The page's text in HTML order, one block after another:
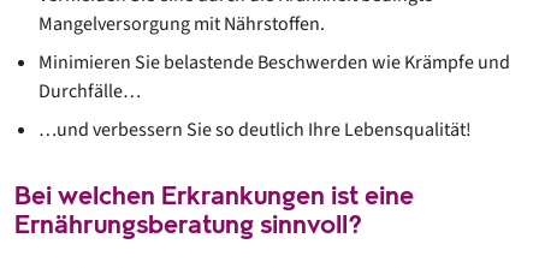
Mangelversorgung mit Nährstoffen.
Minimieren Sie belastende Beschwerden wie Krämpfe und
Durchfälle…
…und verbessern Sie so deutlich Ihre Lebensqualität!
Bei welchen Erkrankungen ist eine
Ernährungsberatung sinnvoll?